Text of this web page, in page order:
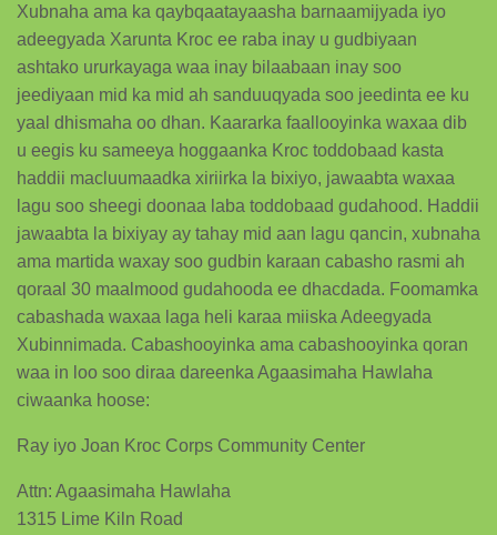
Xubnaha ama ka qaybqaatayaasha barnaamijyada iyo
adeegyada Xarunta Kroc ee raba inay u gudbiyaan
ashtako ururkayaga waa inay bilaabaan inay soo
jeediyaan mid ka mid ah sanduuqyada soo jeedinta ee ku
yaal dhismaha oo dhan. Kaararka faallooyinka waxaa dib
u eegis ku sameeya hoggaanka Kroc toddobaad kasta
haddii macluumaadka xiriirka la bixiyo, jawaabta waxaa
lagu soo sheegi doonaa laba toddobaad gudahood. Haddii
jawaabta la bixiyay ay tahay mid aan lagu qancin, xubnaha
ama martida waxay soo gudbin karaan cabasho rasmi ah
qoraal 30 maalmood gudahooda ee dhacdada. Foomamka
cabashada waxaa laga heli karaa miiska Adeegyada
Xubinnimada. Cabashooyinka ama cabashooyinka qoran
waa in loo soo diraa dareenka Agaasimaha Hawlaha
ciwaanka hoose:
Ray iyo Joan Kroc Corps Community Center
Attn: Agaasimaha Hawlaha
1315 Lime Kiln Road